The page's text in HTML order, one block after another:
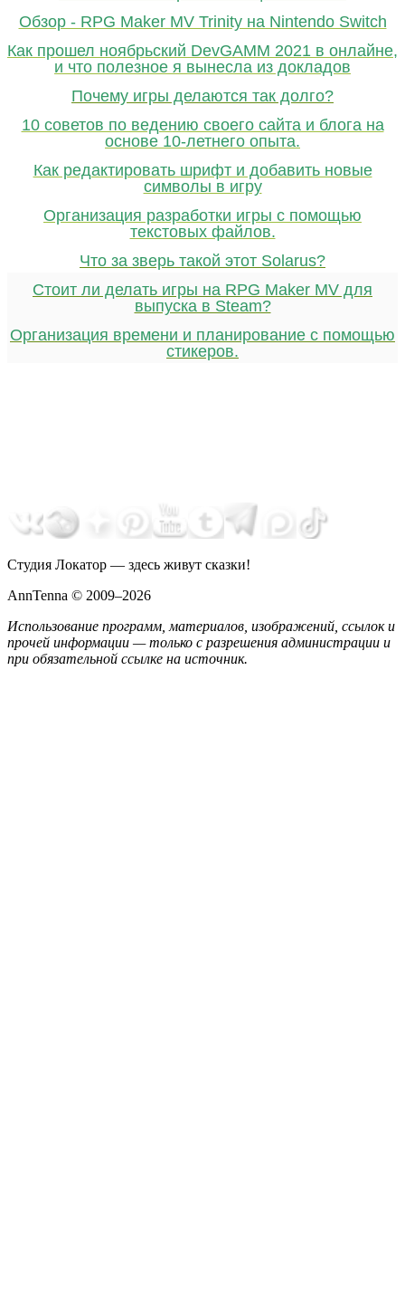
Обзор - RPG Maker MV Trinity на Nintendo Switch
Как прошел ноябрьский DevGAMM 2021 в онлайне,
и что полезное я вынесла из докладов
Почему игры делаются так долго?
10 советов по ведению своего сайта и блога на
основе 10-летнего опыта.
Как редактировать шрифт и добавить новые
символы в игру
Организация разработки игры с помощью
текстовых файлов.
Что за зверь такой этот Solarus?
Стоит ли делать игры на RPG Maker MV для
выпуска в Steam?
Организация времени и планирование с помощью
стикеров.
Студия Локатор — здесь живут сказки!
AnnTenna © 2009–2026
Использование программ, материалов, изображений, ссылок и
прочей информации — только с разрешения администрации и
при обязательной ссылке на источник.